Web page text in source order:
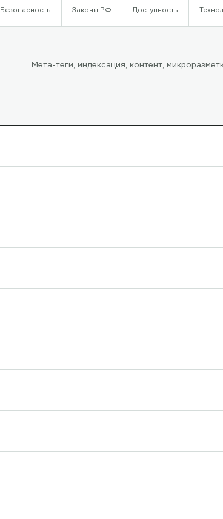
Безопасность Законы РФ Доступность
Мета-теги, индексация, контент,